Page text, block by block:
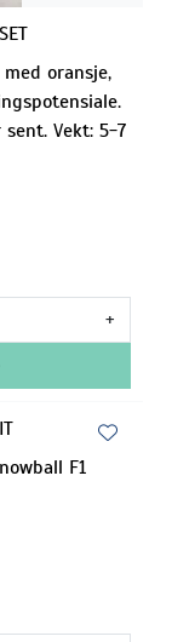
med oransje,
Vekt: 5-7
+
F1